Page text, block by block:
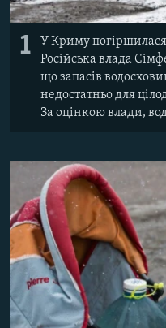
1
У Криму погіршилася
Російська влада
що запасів
недостатньо для
За оцінкою влади,